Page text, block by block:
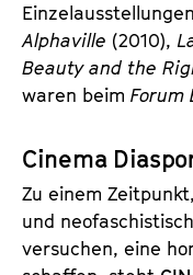
Alphaville (2010),
Beauty and the
waren beim Forum
Cinema
Zu einem
und
versuchen, eine